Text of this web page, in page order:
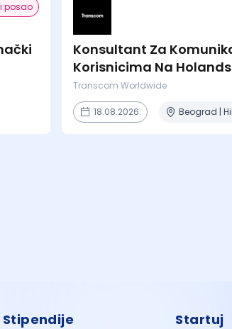
posao
Konsultant Za
Korisnicima Na
Transcom Worldwide
18.08.2026. Beograd |
Stipendije Startuj